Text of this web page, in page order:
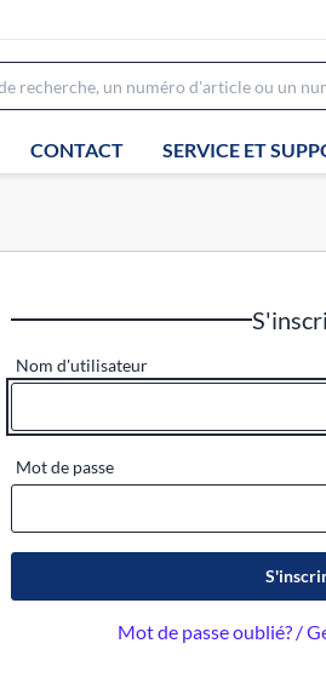
CONTACT SERVICE ET
Nom d'utilisateur
Mot de passe
Mot de passe oublié? /